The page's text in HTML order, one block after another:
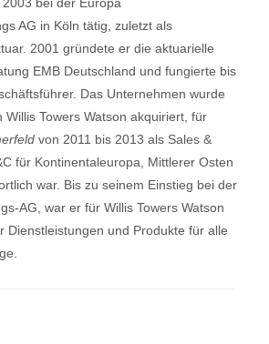
AG in Köln tätig, zuletzt als
2001 gründete er die aktuarielle
EMB Deutschland und fungierte bis
Das Unternehmen wurde
Willis Towers Watson akquiriert, für
von 2011 bis 2013 als Sales &
für Kontinentaleuropa, Mittlerer Osten
war. Bis zu seinem Einstieg bei der
AG, war er für Willis Towers Watson
Dienstleistungen und Produkte für alle